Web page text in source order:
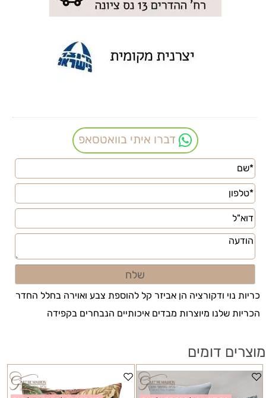
דברו איתי בוואטסאפ
כריות נוי ודקורציה הן אביזר קל להוספת צבע ואוירה בחלל החדר
הכריות שלנו מיוצרות מבדים איכותיים הנבחרים בקפידה
מוצרים דומים